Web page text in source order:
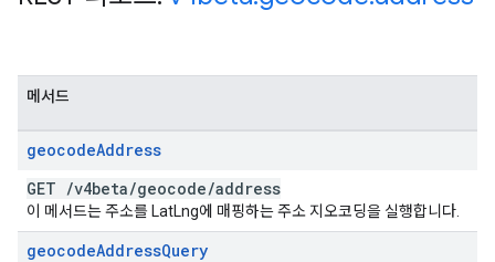
메서드
geocodeAddress
GET /v4beta/geocode/address
이 메서드는 주소를 LatLng에 매핑하는 주소 지오코딩을 실행합니다.
geocodeAddressQuery